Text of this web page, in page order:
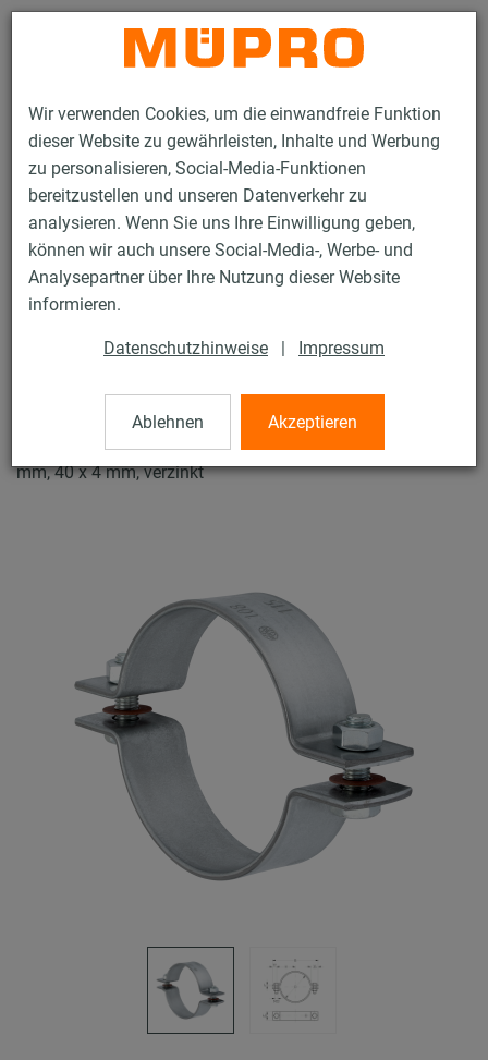
Wir verwenden Cookies, um die einwandfreie Funktion
dieser Website zu gewährleisten, Inhalte und Werbung
zu personalisieren, Social-Media-Funktionen
bereitzustellen und unseren Datenverkehr zu
analysieren. Wenn Sie uns Ihre Einwilligung geben,
können wir auch unsere Social-Media-, Werbe- und
Analysepartner über Ihre Nutzung dieser Website
informieren.
Datenschutzhinweise | Impressum
Ablehnen Akzeptieren
Kontakt
Produkte Befestigungstechnik
Fest- und Lospunkte
STATO® Schellen
STATO® Schellen
STATO® Schelle ohne Einlage, (Festpunktschelle), 244,5
mm, 40 x 4 mm, verzinkt